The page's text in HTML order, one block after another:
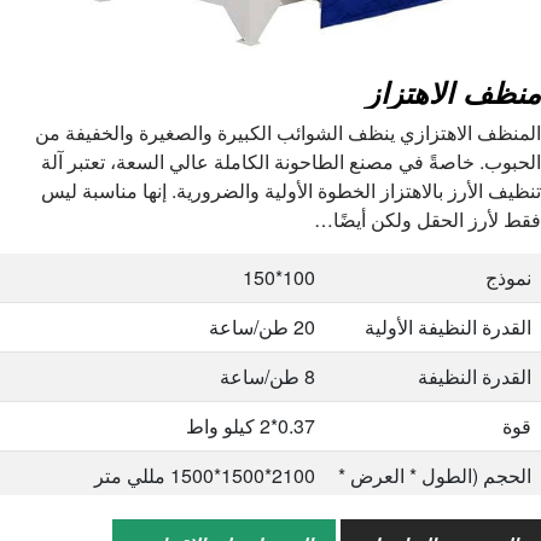
MMJP112*3
سعة
قوة
1.1 كيلو واط
مقاس
1690*1208*1386 مللي متر
نموذج
سعة
3.5-4.5 طن/ساعة
قوة
1.1 كيلو واط
مقاس
1690*1208*1420 مللي متر
نموذج
MMJP125*3
سعة
4.5-5 طن/ساعة
قوة
1.5 كيلو واط
منظف ​​الاهتزاز
المنظف الاهتزازي ينظف الشوائب الكبيرة والصغيرة والخفيفة من
الحبوب. خاصةً في مصنع الطاحونة الكاملة عالي السعة، تعتبر آلة
تنظيف الأرز بالاهتزاز الخطوة الأولية والضرورية. إنها مناسبة ليس
فقط لأرز الحقل ولكن أيضًا…
نموذج
100*150
القدرة النظيفة الأولية
20 طن/ساعة
القدرة النظيفة
8 طن/ساعة
قوة
0.37*2 كيلو واط
الحجم (الطول * العرض *
2100*1500*1500 مللي متر